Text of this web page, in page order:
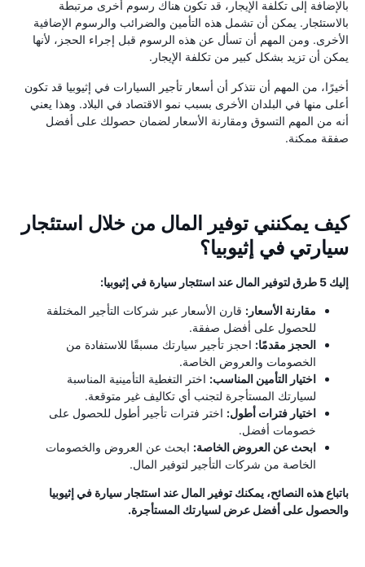
بالإضافة إلى تكلفة الإيجار، قد تكون هناك رسوم أخرى مرتبطة
بالاستئجار. يمكن أن تشمل هذه التأمين والضرائب والرسوم الإضافية
الأخرى. ومن المهم أن تسأل عن هذه الرسوم قبل إجراء الحجز، لأنها
يمكن أن تزيد بشكل كبير من تكلفة الإيجار.
أخيرًا، من المهم أن نتذكر أن أسعار تأجير السيارات في إثيوبيا قد تكون
أعلى منها في البلدان الأخرى بسبب نمو الاقتصاد في البلاد. وهذا يعني
أنه من المهم التسوق ومقارنة الأسعار لضمان حصولك على أفضل
صفقة ممكنة.
كيف يمكنني توفير المال من خلال استئجار
سيارتي في إثيوبيا؟
إليك 5 طرق لتوفير المال عند استئجار سيارة في إثيوبيا:
مقارنة الأسعار: قارن الأسعار عبر شركات التأجير المختلفة
للحصول على أفضل صفقة.
الحجز مقدمًا: احجز تأجير سيارتك مسبقًا للاستفادة من
الخصومات والعروض الخاصة.
اختيار التأمين المناسب: اختر التغطية التأمينية المناسبة
لسيارتك المستأجرة لتجنب أي تكاليف غير متوقعة.
اختيار فترات أطول: اختر فترات تأجير أطول للحصول على
خصومات أفضل.
ابحث عن العروض الخاصة: ابحث عن العروض والخصومات
الخاصة من شركات التأجير لتوفير المال.
باتباع هذه النصائح، يمكنك توفير المال عند استئجار سيارة في إثيوبيا
والحصول على أفضل عرض لسيارتك المستأجرة.